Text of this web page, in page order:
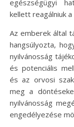
egészségügyi
kellett reagálniuk a
Az emberek által
hangsúlyozta,
nyilvánosság
és potenciális
és az orvosi
meg a
nyilvánosság
engedélyezése